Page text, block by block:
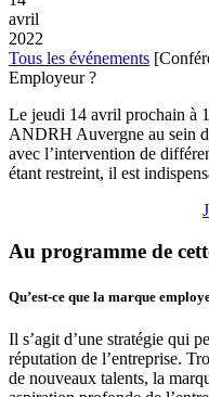
avril
2022
Tous les événements
Employeur ?
Le jeudi 14 avril prochain à
ANDRH Auvergne au sein
avec l’intervention de
étant restreint, il est
Au programme de
Qu’est-ce que la marque
Il s’agit d’une stratégie qui
réputation de l’entreprise.
de nouveaux talents, la